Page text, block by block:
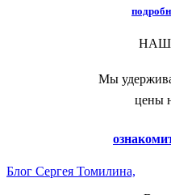
Мы
цены
Блог Сергея Томилина,